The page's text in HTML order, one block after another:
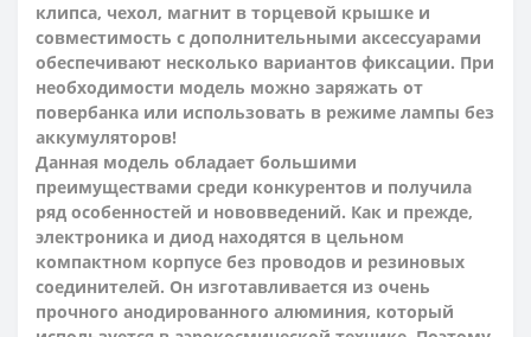
клипса, чехол, магнит в торцевой крышке и
совместимость с дополнительными аксессуарами
обеспечивают несколько вариантов фиксации. При
необходимости модель можно заряжать от
повербанка или использовать в режиме лампы без
аккумуляторов!
Данная модель обладает большими
преимуществами среди конкурентов и получила
ряд особенностей и нововведений. Как и прежде,
электроника и диод находятся в цельном
компактном корпусе без проводов и резиновых
соединителей. Он изготавливается из очень
прочного анодированного алюминия, который